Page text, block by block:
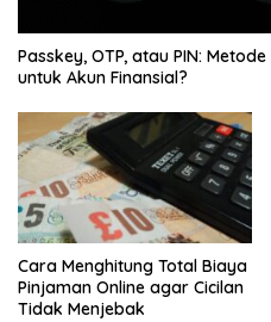
Passkey, OTP, atau PIN:
untuk Akun Finansial?
Cara Menghitung Total Biaya
Pinjaman Online agar Cicilan
Tidak Menjebak